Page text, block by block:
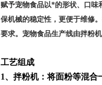
赋予宠物食品以*的形状、口味
保机械的稳定性，更便于维修
要求。宠物食品生产线由拌粉
工艺组成
1、拌粉机：将面粉等混合